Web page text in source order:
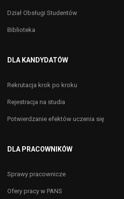
Dział Obsługi Studentów
Biblioteka
DLA KANDYDATÓW
Rekrutacja krok po kroku
Rejestracja na studia
Potwierdzanie efektów uczenia się
DLA PRACOWNIKÓW
Sprawy pracownicze
Ofery pracy w PANS